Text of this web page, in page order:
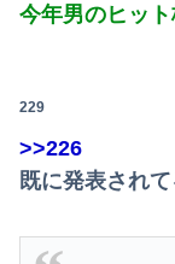
Powered by
今年男のヒッ
229
>>226
既に発表され